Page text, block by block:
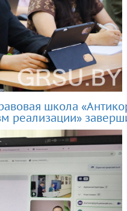
школа
реализации»